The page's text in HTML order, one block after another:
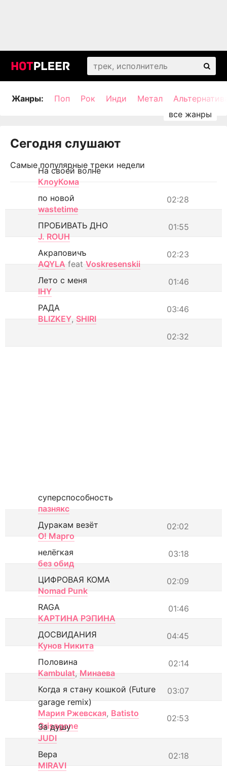
Жанры: Поп Рок Инди Метал
Сегодня слушают
Самые популярные треки недели
На своей волне
КлоуКома
02:28
по новой
wastetime
01:55
ПРОБИВАТЬ ДНО
J. ROUH
02:23
Акраповичъ
AQYLA feat Voskresenskii
01:46
Лето с меня
IHY
03:46
РАДА
BLIZKEY, SHIRI
02:32
суперспособность
пазнякс
02:02
Дуракам везёт
О! Марго
03:18
нелёгкая
без обид
02:09
ЦИФРОВАЯ КОМА
Nomad Punk
01:46
RAGA
КАРТИНА РЭПИНА
04:45
ДОСВИДАНИЯ
Кунов Никита
02:14
Половина
Kambulat, Минаева
03:07
Когда я стану кошкой (Future
garage remix)
Мария Ржевская, Batisto
Grisagone
02:53
За душу
JUDI
02:18
Вера
MIRAVI